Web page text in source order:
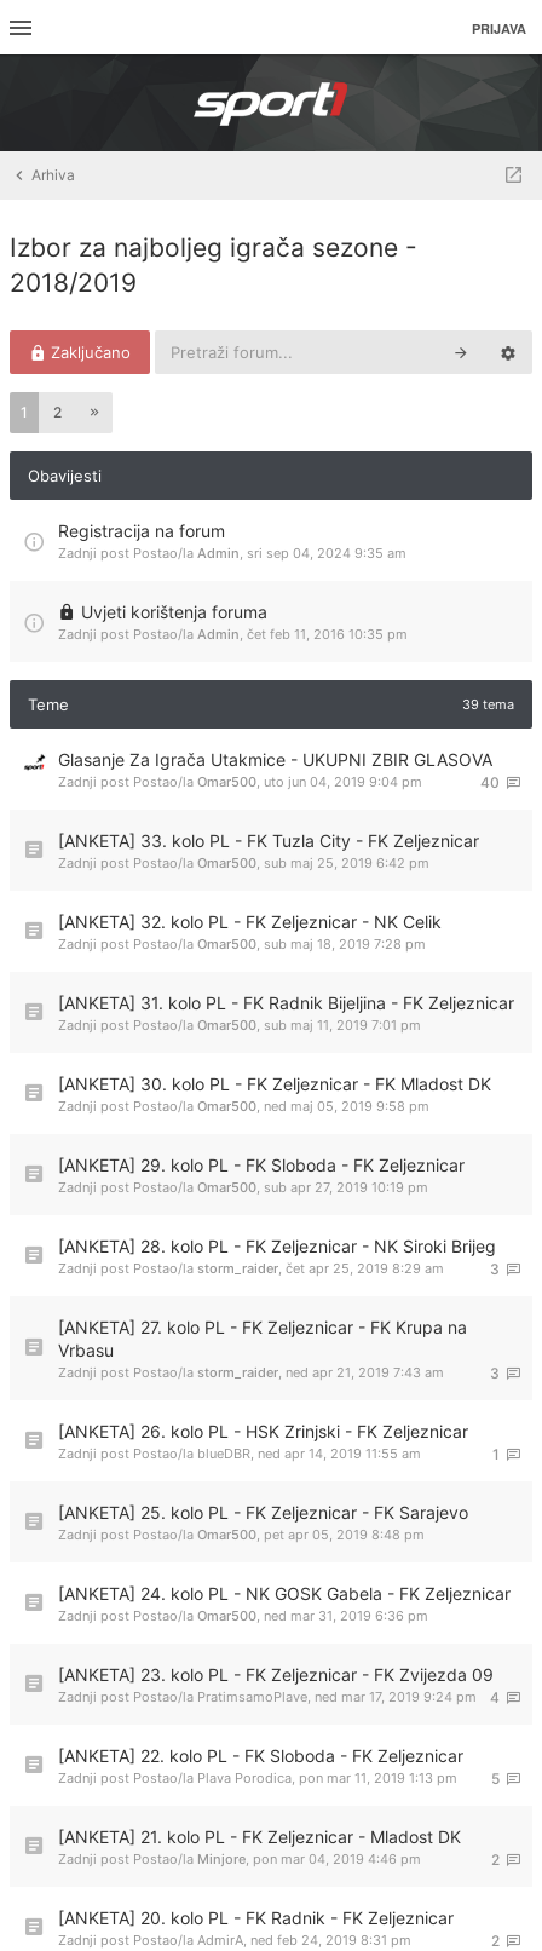
PRIJAVA
Arhiva
Izbor za najboljeg igrača sezone -
2018/2019
Zaključano
1 2
Obavijesti
Registracija na forum
Zadnji post Postao/la Admin, sri sep 04, 2024 9:35 am
Uvjeti korištenja foruma
Zadnji post Postao/la Admin, čet feb 11, 2016 10:35 pm
Teme 39 tema
Glasanje Za Igrača Utakmice - UKUPNI ZBIR GLASOVA
40
Zadnji post Postao/la Omar500, uto jun 04, 2019 9:04 pm
[ANKETA] 33. kolo PL - FK Tuzla City - FK Zeljeznicar
Zadnji post Postao/la Omar500, sub maj 25, 2019 6:42 pm
[ANKETA] 32. kolo PL - FK Zeljeznicar - NK Celik
Zadnji post Postao/la Omar500, sub maj 18, 2019 7:28 pm
[ANKETA] 31. kolo PL - FK Radnik Bijeljina - FK Zeljeznicar
Zadnji post Postao/la Omar500, sub maj 11, 2019 7:01 pm
[ANKETA] 30. kolo PL - FK Zeljeznicar - FK Mladost DK
Zadnji post Postao/la Omar500, ned maj 05, 2019 9:58 pm
[ANKETA] 29. kolo PL - FK Sloboda - FK Zeljeznicar
Zadnji post Postao/la Omar500, sub apr 27, 2019 10:19 pm
[ANKETA] 28. kolo PL - FK Zeljeznicar - NK Siroki Brijeg
3
Zadnji post Postao/la storm_raider, čet apr 25, 2019 8:29 am
[ANKETA] 27. kolo PL - FK Zeljeznicar - FK Krupa na
Vrbasu
3
Zadnji post Postao/la storm_raider, ned apr 21, 2019 7:43 am
[ANKETA] 26. kolo PL - HSK Zrinjski - FK Zeljeznicar
1
Zadnji post Postao/la blueDBR, ned apr 14, 2019 11:55 am
[ANKETA] 25. kolo PL - FK Zeljeznicar - FK Sarajevo
Zadnji post Postao/la Omar500, pet apr 05, 2019 8:48 pm
[ANKETA] 24. kolo PL - NK GOSK Gabela - FK Zeljeznicar
Zadnji post Postao/la Omar500, ned mar 31, 2019 6:36 pm
[ANKETA] 23. kolo PL - FK Zeljeznicar - FK Zvijezda 09
4
Zadnji post Postao/la PratimsamoPlave, ned mar 17, 2019 9:24 pm
[ANKETA] 22. kolo PL - FK Sloboda - FK Zeljeznicar
5
Zadnji post Postao/la Plava Porodica, pon mar 11, 2019 1:13 pm
[ANKETA] 21. kolo PL - FK Zeljeznicar - Mladost DK
2
Zadnji post Postao/la Minjore, pon mar 04, 2019 4:46 pm
[ANKETA] 20. kolo PL - FK Radnik - FK Zeljeznicar
2
Zadnji post Postao/la AdmirA, ned feb 24, 2019 8:31 pm